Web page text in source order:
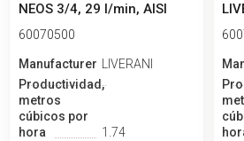
NEOS 3/4, 29 l/min, AISI
316,...
60070500
Manufacturero
LIVERANI
Productividad,
metros
cúbicos por
hora
1.74
1/